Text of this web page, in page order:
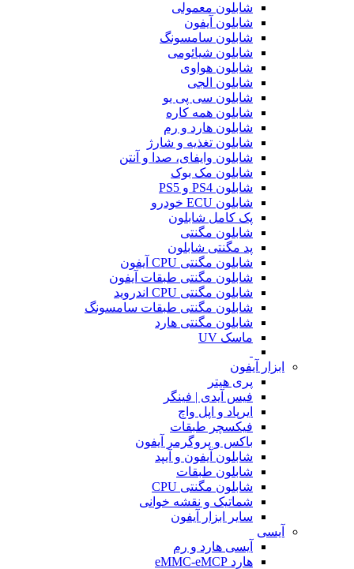
شابلون معمولی
شابلون آیفون
شابلون سامسونگ
شابلون شیائومی
شابلون هواوی
شابلون الجی
شابلون سی پی یو
شابلون همه کاره
شابلون هارد و رم
شابلون تغذیه و شارژ
شابلون وایفای، صدا و آنتن
شابلون مک بوک
شابلون PS4 و PS5
شابلون ECU خودرو
پک کامل شابلون
شابلون مگنتی
پد مگنتی شابلون
شابلون مگنتی CPU آیفون
شابلون مگنتی طبقات آیفون
شابلون مگنتی CPU اندروید
شابلون مگنتی طبقات سامسونگ
شابلون مگنتی هارد
ماسک UV
ابزار آیفون
پری هیتر
فیس آیدی | فینگر
ایرپاد و اپل واچ
فیکسچر طبقات
باکس و پروگرمر آیفون
شابلون آیفون و آیپد
شابلون طبقات
شابلون مگنتی CPU
شماتیک و نقشه خوانی
سایر ابزار آیفون
آیسی
آیسی هارد و رم
هارد eMMC-eMCP